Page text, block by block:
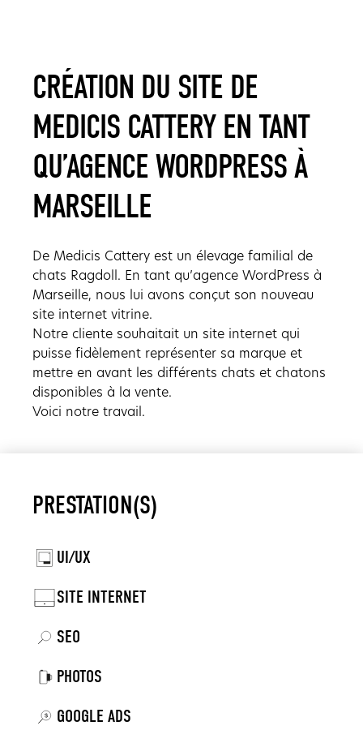
CRÉATION DU SITE DE
MEDICIS CATTERY EN TANT
QU’AGENCE WORDPRESS À
MARSEILLE
De Medicis Cattery est un élevage familial de
chats Ragdoll. En tant qu’agence WordPress à
Marseille, nous lui avons conçut son nouveau
site internet vitrine.
Notre cliente souhaitait un site internet qui
puisse fidèlement représenter sa marque et
mettre en avant les différents chats et chatons
disponibles à la vente.
Voici notre travail.
PRESTATION(S)
UI/UX
SITE INTERNET
SEO
PHOTOS
GOOGLE ADS